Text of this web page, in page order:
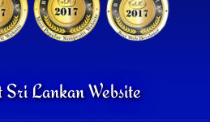
Lankan Website